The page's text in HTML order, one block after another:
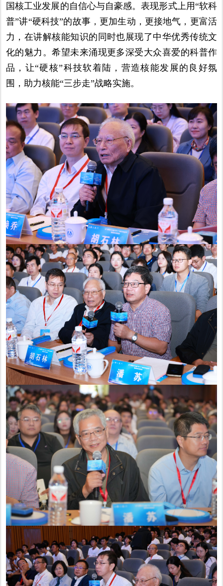
国核工业发展的自信心与自豪感。表现形式上用“软科
普”讲“硬科技”的故事，更加生动，更接地气，更富活
力，在讲解核能知识的同时也展现了中华优秀传统文
化的魅力。希望未来涌现更多深受大众喜爱的科普作
品，让“硬核”科技软着陆，营造核能发展的良好氛
围，助力核能“三步走”战略实施。